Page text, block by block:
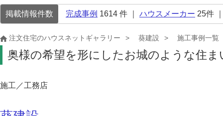
掲載情報件数 完成事例 1614 件 ｜ ハウスメーカー 25件
注文住宅のハウスネットギャラリー 葵建設 施工事例一覧
奥様の希望を形にしたお城のような住ま
施工／工務店